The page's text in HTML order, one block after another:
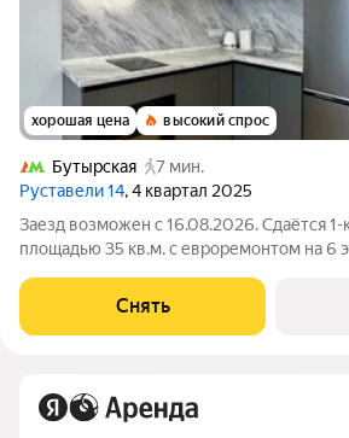
хорошая цена высокий спрос
Бутырская
7 мин.
Руставели 14, 4 квартал 2025
Заезд возможен с 16.08.2026. Сдаётся 1-
площадью 35 кв.м. с евроремонтом на 6
Духовой шкаф Стиральная машина Холодильник
Посудомоечная машина
Снять